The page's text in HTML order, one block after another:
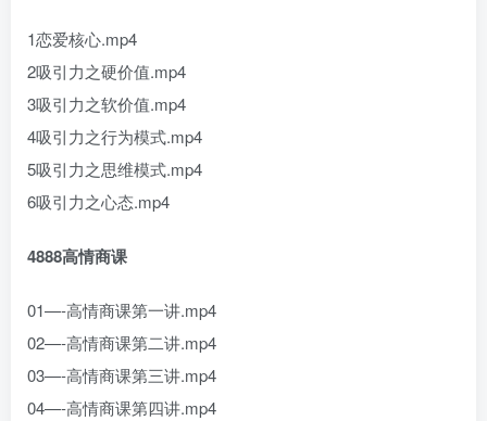
1恋爱核心.mp4
2吸引力之硬价值.mp4
3吸引力之软价值.mp4
4吸引力之行为模式.mp4
5吸引力之思维模式.mp4
6吸引力之心态.mp4
4888高情商课
01—-高情商课第一讲.mp4
02—-高情商课第二讲.mp4
03—-高情商课第三讲.mp4
04—-高情商课第四讲.mp4